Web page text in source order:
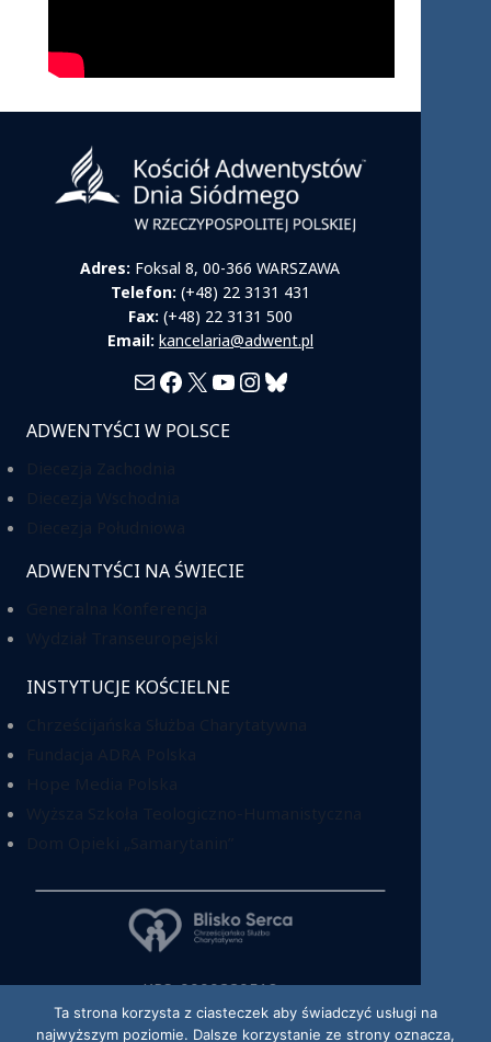
Adres: Foksal 8, 00-366 WARSZAWA
Telefon: (+48) 22 3131 431
Fax: (+48) 22 3131 500
Email: kancelaria@adwent.pl
MailFacebook
X YouTube
Instagram
Bluesky
ADWENTYŚCI W POLSCE
ADWENTYŚCI NA ŚWIECIE
INSTYTUCJE KOŚCIELNE
KRS: 0000220518
Ta strona korzysta z ciasteczek aby świadczyć usługi na
najwyższym poziomie. Dalsze korzystanie ze strony oznacza,